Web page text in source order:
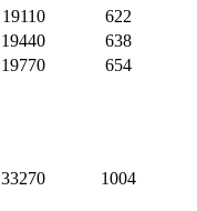
19110 622
19440 638
19770 654
33270 1004